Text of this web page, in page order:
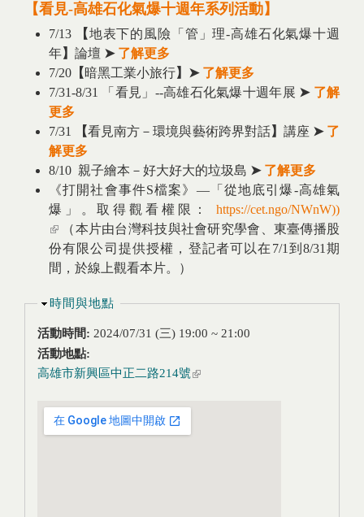
【看見-高雄石化氣爆十週年系列活動】
7/13 【地表下的風險「管」理-高雄石化氣爆十週
年】 論壇 ➤ 了解更多
7/20 【暗黑工業小旅行】 ➤ 了解更多
7/31-8/31 「看見」--高雄石化氣爆十週年展 ➤ 了解
更多
7/31
【看見南方－環境與藝術跨界對話】 講座 ➤ 了
解更多
8/10 親子繪本－好大好大的垃圾島 ➤ 了解更多
《打開社會事件S檔案》—「從地底引爆-高雄氣
爆」。取得觀看權限： https://cet.ngo/NWnW))
(link is external)
（本片由台灣科技與社會研究學會、東臺傳播股
份有限公司提供授權，登記者可以在7/1到8/31期
間，於線上觀看本片。）
隱藏
時間與地點
活動時間: 2024/07/31 (三) 19:00 ~ 21:00
活動地點:
高雄市新興區中正二路214號 (link is external)